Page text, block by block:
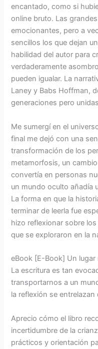
encantado, como si
online bruto. Las
emocionantes, pero a
sencillos los que dejan
habilidad del autor para
verdaderamente
pueden igualar. La
Laney y Babs Hoffman,
generaciones pero
Me sumergí en el
final me dejó con una
transformación de los
metamorfosis, un
convertía en personas
un mundo oculto añadía
La forma en que la
terminar de leerla fue
hizo reflexionar sobre
que se exploraron en la
eBook [E-Book] Un lugar
La escritura es tan
transportarnos a un
la reflexión se
Aprecio cómo el libro
incertidumbre de la
prácticos y orientación